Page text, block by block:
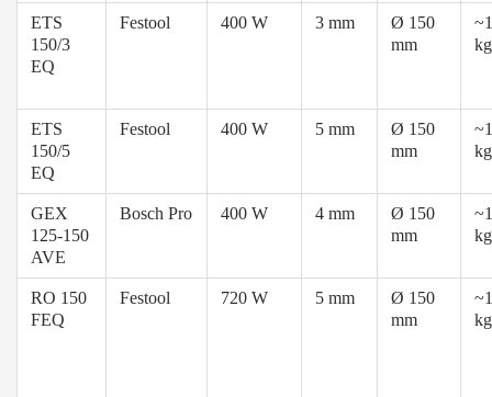
ETS
150/3
EQ
Festool 400 W 3 mm
Ø 150
mm
kg
ETS
150/5
EQ
Festool 400 W 5 mm
Ø 150
mm
kg
GEX
125-150
AVE
Bosch Pro 400 W 4 mm
Ø 150
mm
kg
RO 150
FEQ
Festool 720 W 5 mm
Ø 150
mm
kg